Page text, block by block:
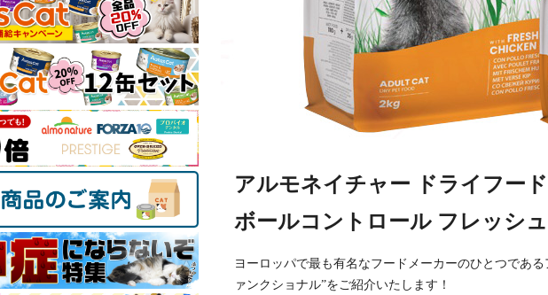
アルモネイチャー ドライフー
ボールコントロール フレッシ
ヨーロッパで最も有名なフードメーカーのひとつであ
ァンクショナル”をご紹介いたします！